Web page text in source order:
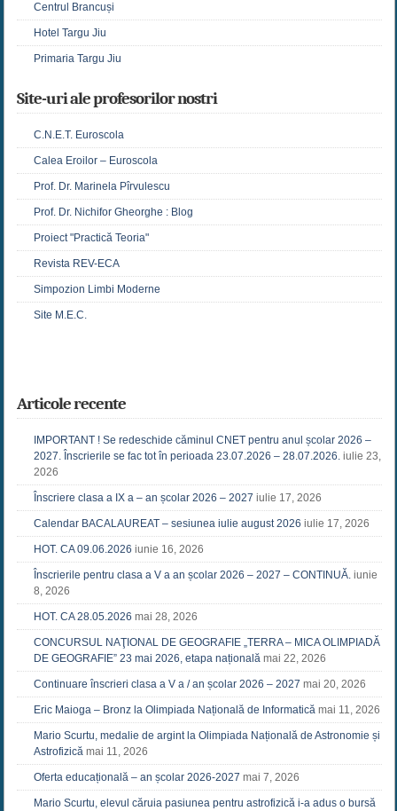
Centrul Brancuși
Hotel Targu Jiu
Primaria Targu Jiu
Site-uri ale profesorilor nostri
C.N.E.T. Euroscola
Calea Eroilor – Euroscola
Prof. Dr. Marinela Pîrvulescu
Prof. Dr. Nichifor Gheorghe : Blog
Proiect "Practică Teoria"
Revista REV-ECA
Simpozion Limbi Moderne
Site M.E.C.
Articole recente
IMPORTANT ! Se redeschide căminul CNET pentru anul școlar 2026 –
2027. Înscrierile se fac tot în perioada 23.07.2026 – 28.07.2026. iulie 23,
2026
Înscriere clasa a IX a – an școlar 2026 – 2027 iulie 17, 2026
Calendar BACALAUREAT – sesiunea iulie august 2026 iulie 17, 2026
HOT. CA 09.06.2026 iunie 16, 2026
Înscrierile pentru clasa a V a an școlar 2026 – 2027 – CONTINUĂ. iunie
8, 2026
HOT. CA 28.05.2026 mai 28, 2026
CONCURSUL NAŢIONAL DE GEOGRAFIE „TERRA – MICA OLIMPIADĂ
DE GEOGRAFIE” 23 mai 2026, etapa națională mai 22, 2026
Continuare înscrieri clasa a V a / an școlar 2026 – 2027 mai 20, 2026
Eric Maioga – Bronz la Olimpiada Națională de Informatică mai 11, 2026
Mario Scurtu, medalie de argint la Olimpiada Națională de Astronomie și
Astrofizică mai 11, 2026
Oferta educațională – an școlar 2026-2027 mai 7, 2026
Mario Scurtu, elevul căruia pasiunea pentru astrofizică i-a adus o bursă